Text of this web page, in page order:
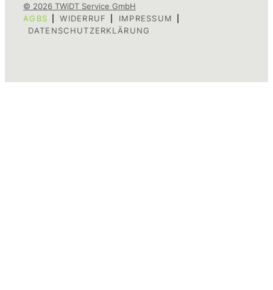
© 2026 TWiDT Service GmbH
AGBS
WIDERRUF
IMPRESSUM
DATENSCHUTZERKLÄRUNG